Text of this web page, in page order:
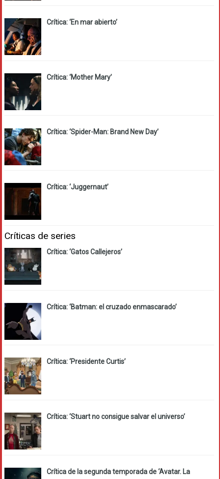
Crítica: ‘En mar abierto’
Crítica: ‘Mother Mary’
Crítica: ‘Spider-Man: Brand New Day’
Crítica: ‘Juggernaut’
Críticas de series
Crítica: ‘Gatos Callejeros’
Crítica: ‘Batman: el cruzado enmascarado’
Crítica: ‘Presidente Curtis’
Crítica: ‘Stuart no consigue salvar el universo’
Crítica de la segunda temporada de ‘Avatar. La